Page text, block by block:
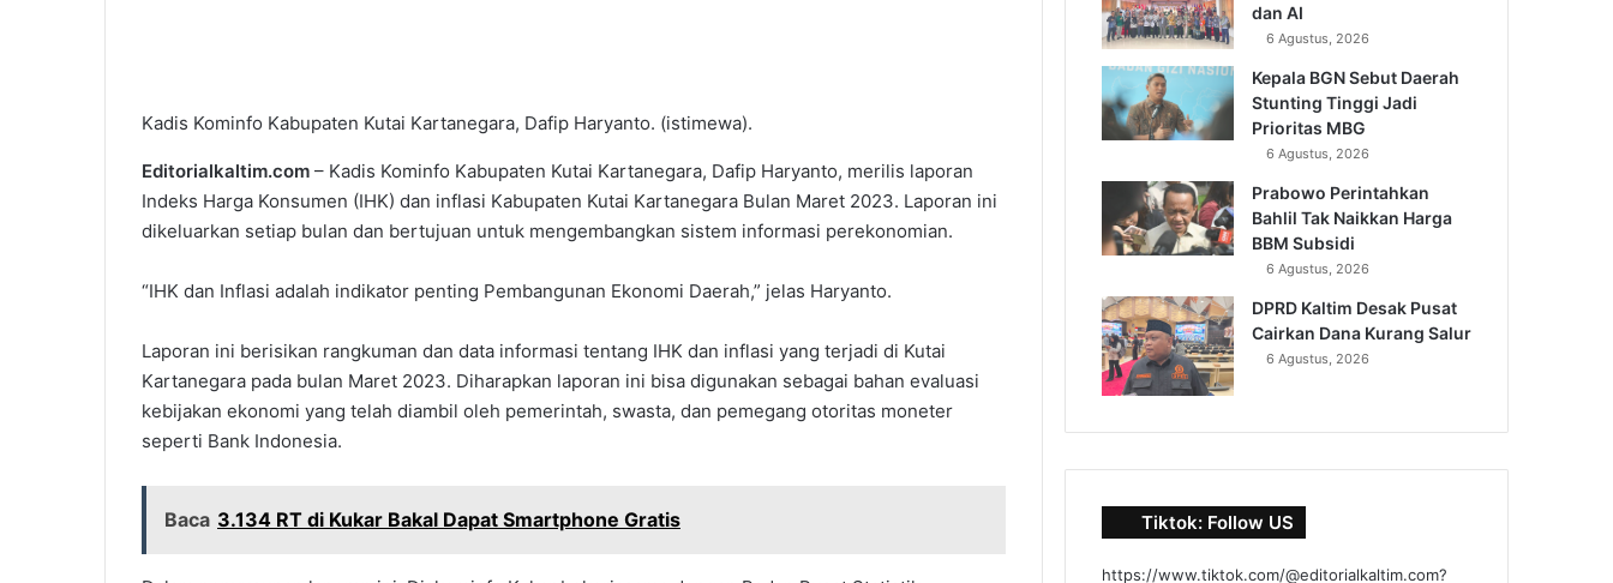
Kadis Kominfo Kabupaten Kutai Kartanegara, Dafip Haryanto. (istimewa).
Editorialkaltim.com – Kadis Kominfo Kabupaten Kutai Kartanegara, Dafip Haryanto, merilis laporan
Indeks Harga Konsumen (IHK) dan inflasi Kabupaten Kutai Kartanegara Bulan Maret 2023. Laporan ini
dikeluarkan setiap bulan dan bertujuan untuk mengembangkan sistem informasi perekonomian.
“IHK dan Inflasi adalah indikator penting Pembangunan Ekonomi Daerah,” jelas Haryanto.
Laporan ini berisikan rangkuman dan data informasi tentang IHK dan inflasi yang terjadi di Kutai
Kartanegara pada bulan Maret 2023. Diharapkan laporan ini bisa digunakan sebagai bahan evaluasi
kebijakan ekonomi yang telah diambil oleh pemerintah, swasta, dan pemegang otoritas moneter
seperti Bank Indonesia.
Baca 3.134 RT di Kukar Bakal Dapat Smartphone Gratis
dan AI
6 Agustus, 2026
Kepala BGN Sebut Daerah
Stunting Tinggi Jadi
Prioritas MBG
6 Agustus, 2026
Prabowo Perintahkan
Bahlil Tak Naikkan Harga
BBM Subsidi
6 Agustus, 2026
DPRD Kaltim Desak Pusat
Cairkan Dana Kurang Salur
6 Agustus, 2026
Tiktok: Follow US
https://www.tiktok.com/@editorialkaltim.com?